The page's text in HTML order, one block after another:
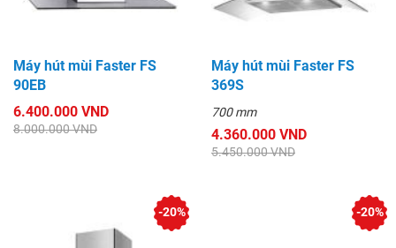
Máy hút mùi Faster FS
90EB
6.400.000 VND
8.000.000 VND
Máy hút mùi Faster FS
369S
700 mm
4.360.000 VND
5.450.000 VND
-20% -20%